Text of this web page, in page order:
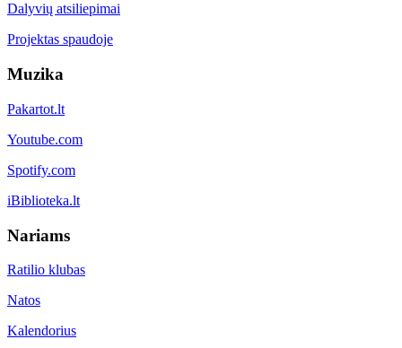
Dalyvių atsiliepimai
Projektas spaudoje
Muzika
Pakartot.lt
Youtube.com
Spotify.com
iBiblioteka.lt
Nariams
Ratilio klubas
Natos
Kalendorius